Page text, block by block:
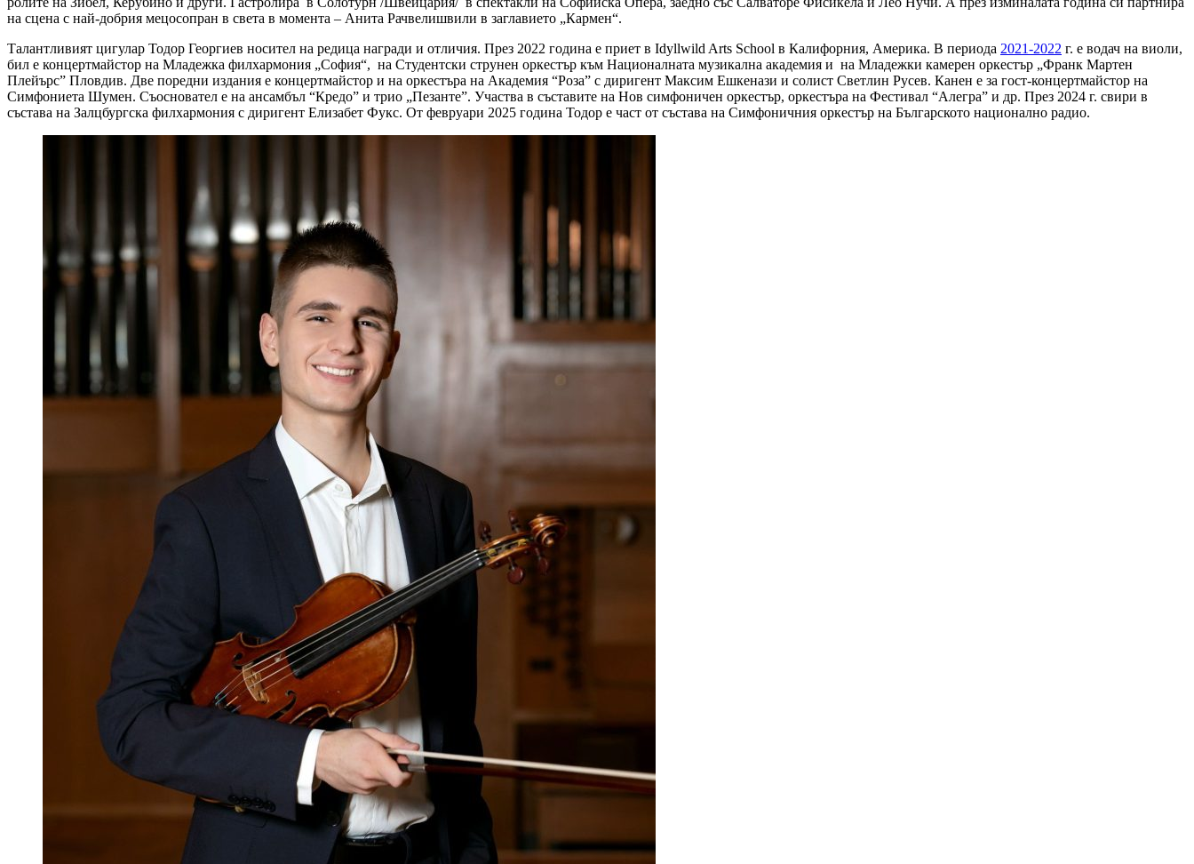
на сцена с най-добрия мецосопран в света в момента – Анита Рачвелишвили в заглавието „Кармен“.
Талантливият цигулар Тодор Георгиев носител на редица награди и отличия. През 2022 година е приет в Idyllwild Arts School в Калифорния, Америка. В периода 2021-2022 г. е водач на виоли,
бил е концертмайстор на Младежка филхармония „София“, на Студентски струнен оркестър към Националната музикална академия и на Младежки камерен оркестър „Франк Мартен
Плейърс” Пловдив. Две поредни издания е концертмайстор и на оркестъра на Академия “Роза” с диригент Максим Ешкенази и солист Светлин Русев. Канен е за гост-концертмайстор на
Симфониета Шумен. Съосновател е на ансамбъл “Кредо” и трио „Пезанте”. Участва в съставите на Нов симфоничен оркестър, оркестъра на Фестивал “Алегра” и др. През 2024 г. свири в
състава на Залцбургска филхармония с диригент Елизабет Фукс. От февруари 2025 година Тодор е част от състава на Симфоничния оркестър на Българското национално радио.